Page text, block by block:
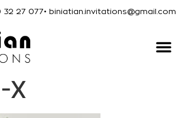
32 27 077• biniatian.invitations@gmail.com
Χ